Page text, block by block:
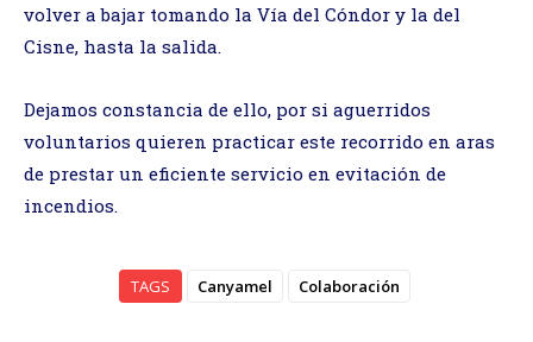
volver a bajar tomando la Vía del Cóndor y la del
Cisne, hasta la salida.
Dejamos constancia de ello, por si aguerridos
voluntarios quieren practicar este recorrido en aras
de prestar un eficiente servicio en evitación de
incendios.
TAGS Canyamel Colaboración